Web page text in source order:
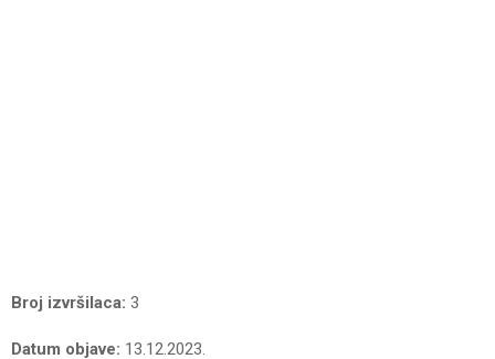
Broj izvršilaca: 3
Datum objave: 13.12.2023.